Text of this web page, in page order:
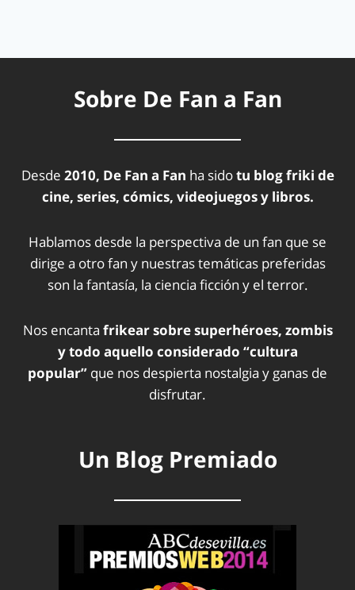
Sobre De Fan a Fan
Desde 2010, De Fan a Fan ha sidotu blog friki de
cine, series, cómics, videojuegos y libros.
Hablamos desde la perspectiva de un fan que se
dirige a otro fan y nuestras temáticas preferidas
son la fantasía, la ciencia ficción y el terror.
Nos encanta frikear sobre superhéroes, zombis
y todo aquello considerado “cultura
popular” que nos despierta nostalgia y ganas de
disfrutar.
Un Blog Premiado